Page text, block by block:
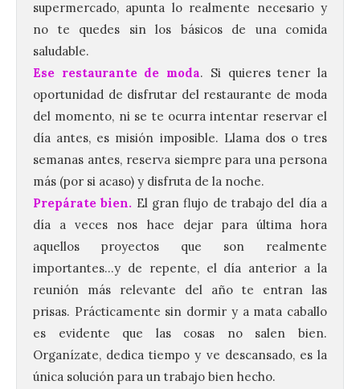
supermercado, apunta lo realmente necesario y
no te quedes sin los básicos de una comida
saludable.
Ese restaurante de moda. Si quieres tener la
oportunidad de disfrutar del restaurante de moda
del momento, ni se te ocurra intentar reservar el
día antes, es misión imposible. Llama dos o tres
semanas antes, reserva siempre para una persona
más (por si acaso) y disfruta de la noche.
Prepárate bien. El gran flujo de trabajo del día a
día a veces nos hace dejar para última hora
aquellos proyectos que son realmente
importantes…y de repente, el día anterior a la
reunión más relevante del año te entran las
prisas. Prácticamente sin dormir y a mata caballo
es evidente que las cosas no salen bien.
Organízate, dedica tiempo y ve descansado, es la
única solución para un trabajo bien hecho.